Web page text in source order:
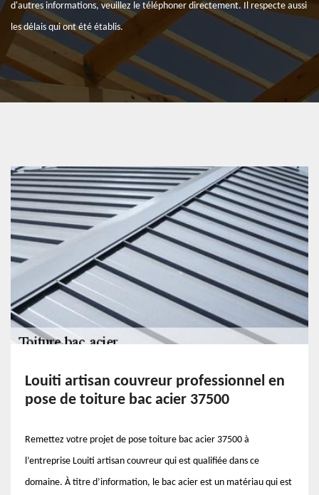
d'autres informations, veuillez le téléphoner directement. Il respecte aussi
les délais qui ont été établis.
Louiti artisan couvreur professionnel en
pose de toiture bac acier 37500
Remettez votre projet de pose toiture bac acier 37500 à
l’entreprise Louiti artisan couvreur qui est qualifiée dans ce
domaine. À titre d’information, le bac acier est un matériau qui est